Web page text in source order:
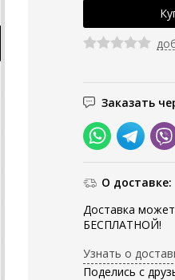
Заказать
О доставке:
Доставка
БЕСПЛАТНОЙ!
Узнать о
Поделись с